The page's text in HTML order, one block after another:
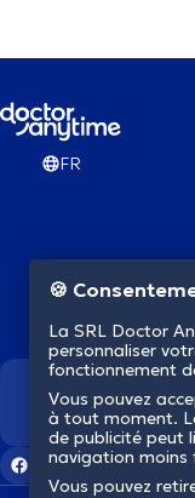
FR
🍪
La SRL Doctor
personnaliser
fonctionnement
Vous pouvez
à tout moment.
de publicité peut
navigation moins
Vous pouvez